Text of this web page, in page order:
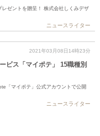
ゼントを贈呈！ 株式会社しくみデザ
ニュースライター
2021年03月08日14時23分
ビス「マイポテ」 15職種別
「マイポテ」公式アカウントで公開
ニュースライター